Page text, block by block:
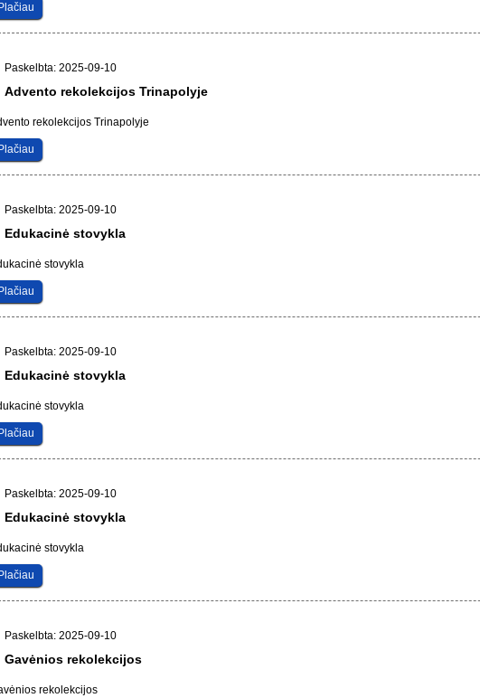
Plačiau
Paskelbta: 2025-09-10
Advento rekolekcijos Trinapolyje
rekolekcijos Trinapolyje
Plačiau
Paskelbta: 2025-09-10
Edukacinė stovykla
stovykla
Plačiau
Paskelbta: 2025-09-10
Edukacinė stovykla
stovykla
Plačiau
Paskelbta: 2025-09-10
Edukacinė stovykla
stovykla
Plačiau
Paskelbta: 2025-09-10
Gavėnios rekolekcijos
rekolekcijos